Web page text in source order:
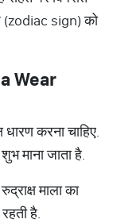
(zodiac sign) को
Wear
करना चाहिए.
माना जाता है.
माला का
है.